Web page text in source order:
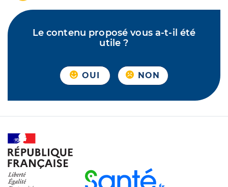
Le contenu proposé vous a-t-il été
utile ?
OUI NON